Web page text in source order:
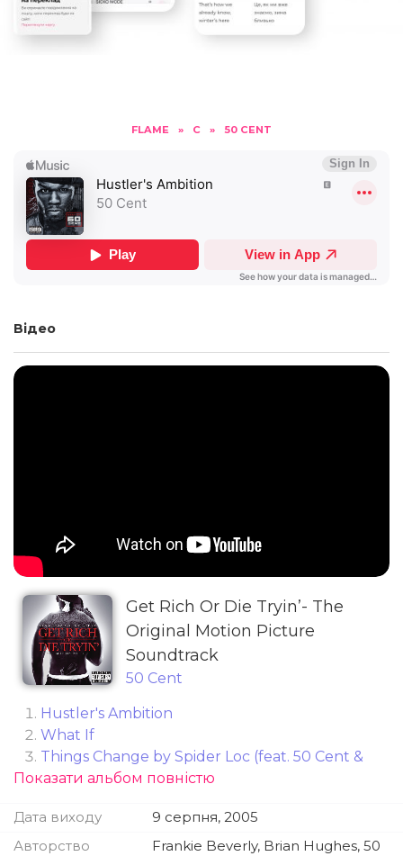
FLAME » C » 50 CENT
Відео
Get Rich Or Die Tryin’- The
Original Motion Picture
Soundtrack
50 Cent
Hustler's Ambition
What If
Things Change by Spider Loc (feat. 50 Cent &
Lloyd Banks)
Cent & Young Buck)
When Death Becomes You by M.O.P. (feat. 50
Показати альбом повністю
Дата виходу
9 серпня, 2005
Авторство
Frankie Beverly, Brian Hughes, 50